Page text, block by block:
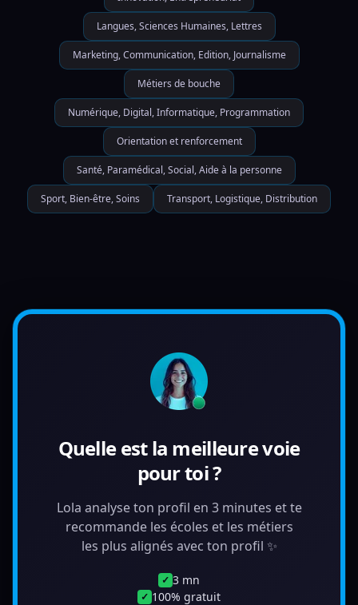
Langues, Sciences Humaines, Lettres
Marketing, Communication, Edition, Journalisme
Métiers de bouche
Numérique, Digital, Informatique, Programmation
Orientation et renforcement
Santé, Paramédical, Social, Aide à la personne
Sport, Bien-être, Soins Transport, Logistique, Distribution
Quelle est la meilleure voie
pour toi ?
Lola analyse ton profil en 3 minutes et te
recommande les écoles et les métiers
les plus alignés avec ton profil ✨
✓ 3 mn
✓ 100% gratuit